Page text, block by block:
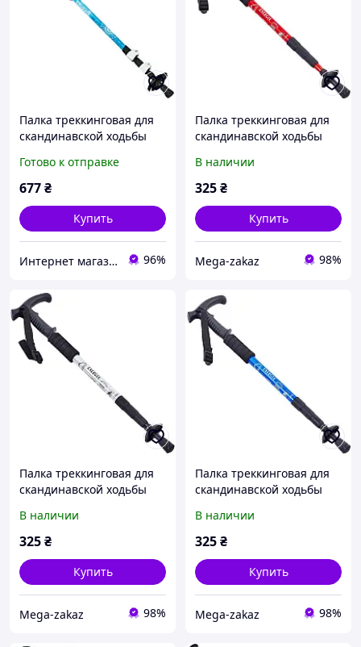
Палка треккинговая для
скандинавской ходьбы
голубой
Готово к отправке
677₴
Купить
Интернет магазин SportOK 96%
Палка треккинговая для
скандинавской ходьбы
107см Red
В наличии
325₴
Купить
Mega-zakaz 98%
Палка треккинговая для
скандинавской ходьбы
107см Silver
В наличии
325₴
Купить
Mega-zakaz 98%
Палка треккинговая для
скандинавской ходьбы
107см Blue
В наличии
325₴
Купить
Mega-zakaz 98%